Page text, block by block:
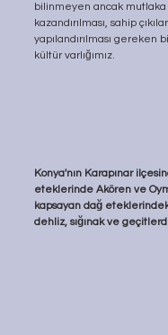
bilinmeyen ancak
kazandırılması, sahip
yapılandırılması gereken
kültür varlığımız.
Konya'nın Karapınar
eteklerinde Akören ve
kapsayan dağ
dehliz, sığınak ve